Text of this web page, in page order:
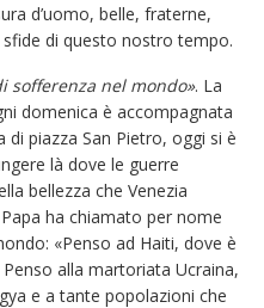
d’uomo, belle, fraterne,
di questo nostro tempo.
sofferenza nel mondo». La
domenica è accompagnata
di piazza San Pietro, oggi si è
là dove le guerre
bellezza che Venezia
ha chiamato per nome
«Penso ad Haiti, dove è
alla martoriata Ucraina,
e a tante popolazioni che